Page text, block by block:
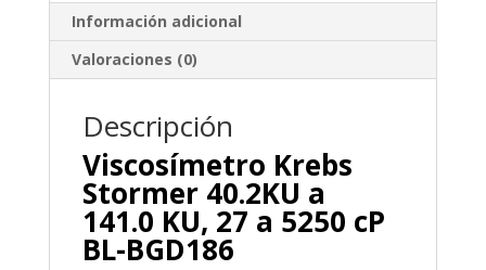
Información adicional
Valoraciones (0)
Descripción
Viscosímetro Krebs
Stormer 40.2KU a
141.0 KU, 27 a 5250 cP
BL-BGD186